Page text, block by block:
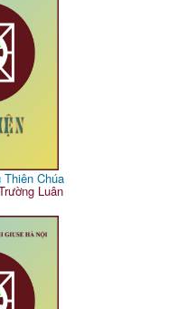
Thiên Chúa
Luân